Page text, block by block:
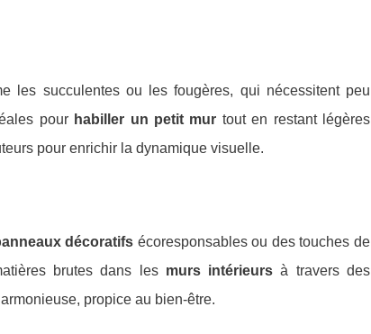
les succulentes ou les fougères, qui nécessitent peu
pour habiller un petit mur tout en restant légères
pour enrichir la dynamique visuelle.
décoratifs écoresponsables ou des touches de
brutes dans les murs intérieurs à travers des
propice au bien-être.